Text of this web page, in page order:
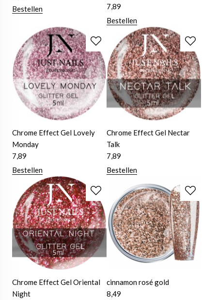
Bestellen
7,89
Bestellen
Chrome Effect Gel Lovely
Monday
7,89
Bestellen
Chrome Effect Gel Nectar
Talk
7,89
Bestellen
Chrome Effect Gel Oriental
Night
cinnamon rosé gold
8,49